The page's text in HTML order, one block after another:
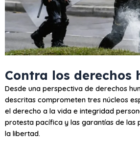
Contra los derechos
Desde una perspectiva de derechos
descritas comprometen tres núcleos
el derecho a la vida e integridad
protesta pacífica y las garantías de las
la libertad.